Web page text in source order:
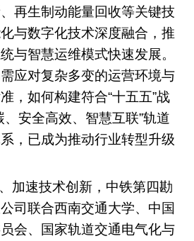
再生制动能量回收等关键技
与数字化技术深度融合，推
与智慧运维模式快速发展。
应对复杂多变的运营环境与
，如何构建符合“十五五”战
、安全高效、智慧互联”轨道
，已成为推动行业转型升级
加速技术创新， 中铁第四勘
司联合西南交通大学、 中国
会、
国家轨道交通电气化与